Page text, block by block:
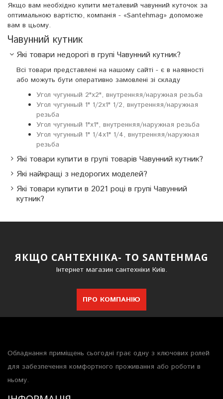
Якщо вам необхідно купити металевий чавунний куточок за
оптимальною вартістю, компанія - «Santehmag» допоможе
вам в цьому.
Чавунний кутник
Які товари недорогі в групі Чавунний кутник?
Всі товари представлені на нашому сайті - є в наявності
або можуть бути оперативно замовлені зі складу
Угол чугунный 2"х2", внутренняя/наружная резьба
Угол чугунный 1" 1/2х1" 1/2, внутренняя/наружная
резьба
Угол чугунный 1"х1", внутренняя/наружная резьба
Угол чугунный 1" 1/4х1" 1/4, внутренняя/наружная
резьба
Які товари купити в групі товарів Чавунний кутник?
Які найкращі з недорогих моделей?
Які товари купити в 2021 році в групі Чавунний
кутник?
ЯКЩО САНТЕХНІКА- ТО SANTEHMAG
Інтернет магазин сантехніки Київ.
ПРО КОМПАНІЮ
Обладнання приміщень сьогодні грає одну з ключових ролей
для забезпечення комфортного проживання або роботи в
ньому.